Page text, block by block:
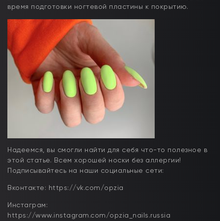
время подготовки ногтевой пластины к покрытию.
Надеемся, вы смогли найти для себя что-то полезное в
этой статье. Всем хорошей носки без аллергии!
Подписывайтесь на наши социальные сети:
Вконтакте: https://vk.com/opzia
Инстаграм:
https://www.instagram.com/opzia_nails.russia